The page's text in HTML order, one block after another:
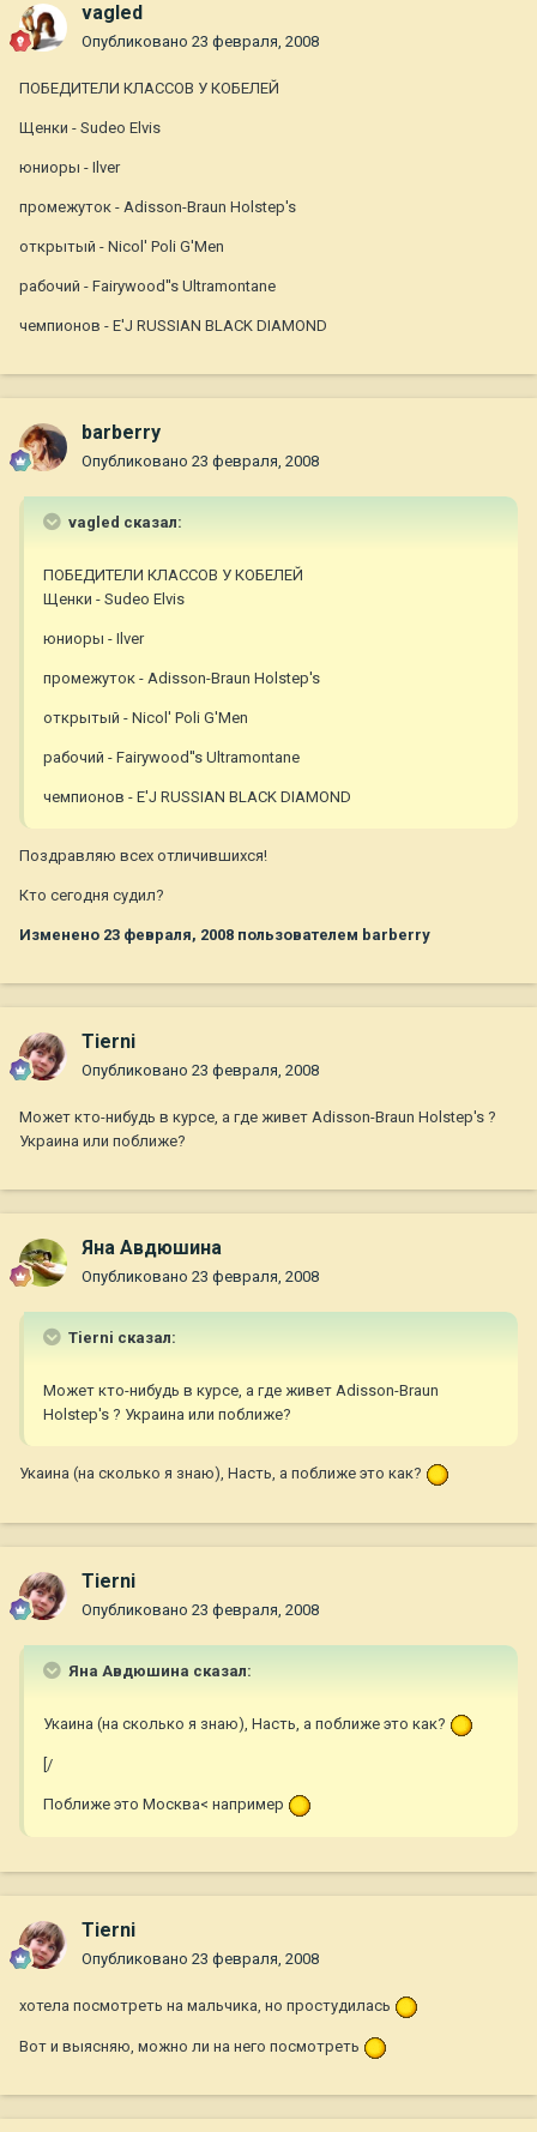
vagled
Опубликовано 23 февраля, 2008
ПОБЕДИТЕЛИ КЛАССОВ У КОБЕЛЕЙ
Щенки - Sudeo Elvis
юниоры - Ilver
промежуток - Adisson-Braun Holstep's
открытый - Nicol' Poli G'Men
рабочий - Fairywood''s Ultramontane
чемпионов - E'J RUSSIAN BLACK DIAMOND
barberry
Опубликовано 23 февраля, 2008
vagled сказал:
ПОБЕДИТЕЛИ КЛАССОВ У КОБЕЛЕЙ
Щенки - Sudeo Elvis
юниоры - Ilver
промежуток - Adisson-Braun Holstep's
открытый - Nicol' Poli G'Men
рабочий - Fairywood''s Ultramontane
чемпионов - E'J RUSSIAN BLACK DIAMOND
Поздравляю всех отличившихся!
Кто сегодня судил?
Изменено 23 февраля, 2008 пользователем barberry
Tierni
Опубликовано 23 февраля, 2008
Может кто-нибудь в курсе, а где живет Adisson-Braun Holstep's ?
Украина или поближе?
Яна Авдюшина
Опубликовано 23 февраля, 2008
Tierni сказал:
Может кто-нибудь в курсе, а где живет Adisson-Braun
Holstep's ? Украина или поближе?
Укаина (на сколько я знаю), Насть, а поближе это как?
Tierni
Опубликовано 23 февраля, 2008
Яна Авдюшина сказал:
Укаина (на сколько я знаю), Насть, а поближе это как?
[/
Поближе это Москва< например
Tierni
Опубликовано 23 февраля, 2008
хотела посмотреть на мальчика, но простудилась
Вот и выясняю, можно ли на него посмотреть